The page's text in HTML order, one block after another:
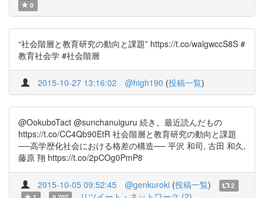
0
“社会階層と教育研究の動向と課題” https://t.co/walgwccS8S #
教育社会学 #社会階層
2015-10-27 13:16:02 @high190 (投稿一覧)
@OokuboTact @sunchanuiguru 続き。最近読んだもの
https://t.co/CC4Qb90EtR 社会階層と教育研究の動向と課題
──高学歴化社会における格差の構造── 平沢 和司, 古田 和久,
藤原 翔 https://t.co/2pCOg0PmP8
2015-10-05 09:52:45 @genkuroki (投稿一覧)
2